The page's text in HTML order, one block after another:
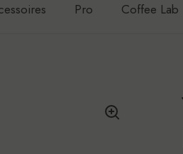
Pro Coffee Lab